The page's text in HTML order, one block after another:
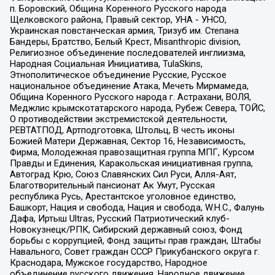
п. Боровский, Община Коренного Русского народа
Щелковского района, Правый сектор, УНА - УНСО,
Украинская повстанческая армия, Тризуб им. Степана
Бандеры, Братство, Белый Крест, Misanthropic division,
Религиозное объединение последователей инглиизма,
Народная Социальная Инициатива, TulaSkins,
Этнополитическое объединение Русские, Русское
национальное объединение Атака, Мечеть Мирмамеда,
Община Коренного Русского народа г. Астрахани, ВОЛЯ,
Меджлис крымскотатарского народа, Рубеж Севера, ТОЙС,
О противодействии экстремистской деятельности,
РЕВТАТПОД, Артподготовка, Штольц, В честь иконы
Божией Матери Державная, Сектор 16, Независимость,
Фирма, Молодежная правозащитная группа МПГ, Курсом
Правды и Единения, Каракольская инициативная группа,
Автоград Крю, Союз Славянских Сил Руси, Алля-Аят,
Благотворительный пансионат Ак Умут, Русская
республика Русь, Арестантское уголовное единство,
Башкорт, Нация и свобода, Нация и свобода, W.H.С., Фалунь
Дафа, Иртыш Ultras, Русский Патриотический клуб-
Новокузнецк/РПК, Сибирский державный союз, Фонд
борьбы с коррупцией, Фонд защиты прав граждан, Штабы
Навального, Совет граждан СССР Прикубанского округа г.
Краснодара, Мужское государство, Народное